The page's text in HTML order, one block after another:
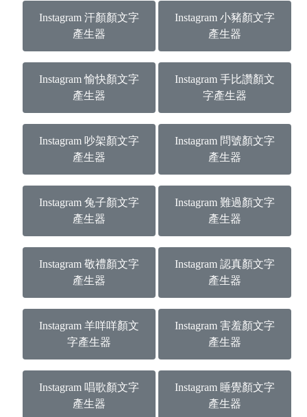
Instagram 汗顏顏文字
產生器
Instagram 小豬顏文字
產生器
Instagram 愉快顏文字
產生器
Instagram 手比讚顏文
字產生器
Instagram 吵架顏文字
產生器
Instagram 問號顏文字
產生器
Instagram 兔子顏文字
產生器
Instagram 難過顏文字
產生器
Instagram 敬禮顏文字
產生器
Instagram 認真顏文字
產生器
Instagram 羊咩咩顏文
字產生器
Instagram 害羞顏文字
產生器
Instagram 唱歌顏文字
產生器
Instagram 睡覺顏文字
產生器